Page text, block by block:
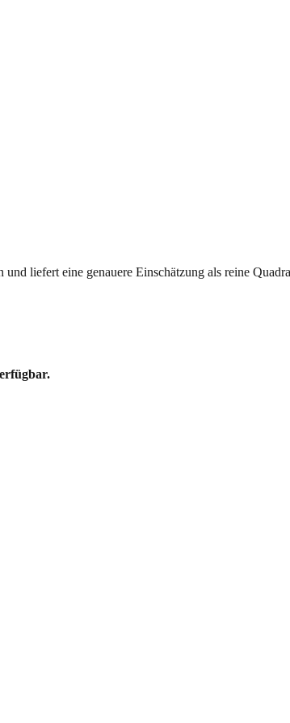
liefert eine genauere Einschätzung als reine